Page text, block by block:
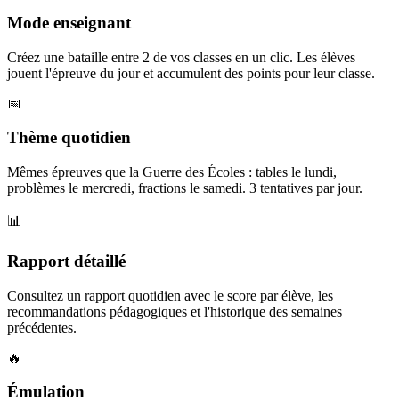
Mode enseignant
Créez une bataille entre 2 de vos classes en un clic. Les élèves
jouent l'épreuve du jour et accumulent des points pour leur classe.
📅
Thème quotidien
Mêmes épreuves que la Guerre des Écoles : tables le lundi,
problèmes le mercredi, fractions le samedi. 3 tentatives par jour.
📊
Rapport détaillé
Consultez un rapport quotidien avec le score par élève, les
recommandations pédagogiques et l'historique des semaines
précédentes.
🔥
Émulation